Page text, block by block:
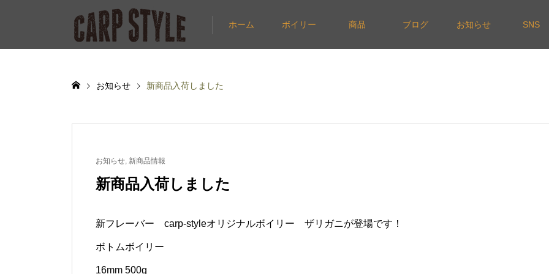
ホーム ボイリー 商品 ブログ お知らせ SNS
お知らせ 新商品入荷しました
お知らせ, 新商品情報
新商品入荷しました
新フレーバー carp-styleオリジナルボイリー ザリガニが登場です！
ボトムボイリー
16mm 500g